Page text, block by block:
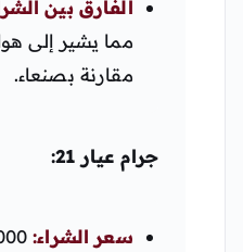
الفارق بين
مما يشير إلى
مقارنة بصنعاء.
جرام عيار 21:
سعر الشراء:149,000 ريال.